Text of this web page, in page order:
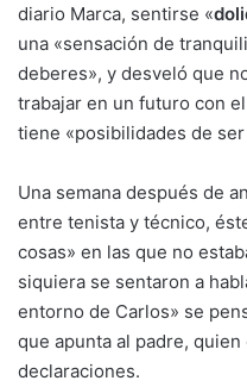
diario Marca, sentirse «
una «sensación de
deberes», y desveló que
trabajar en un futuro con
tiene «posibilidades de
Una semana después de
entre tenista y técnico,
cosas» en las que no
siquiera se sentaron a
entorno de Carlos» se
que apunta al padre,
declaraciones.